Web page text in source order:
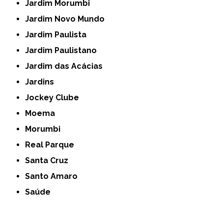
Jardim Morumbi
Jardim Novo Mundo
Jardim Paulista
Jardim Paulistano
Jardim das Acácias
Jardins
Jockey Clube
Moema
Morumbi
Real Parque
Santa Cruz
Santo Amaro
Saúde